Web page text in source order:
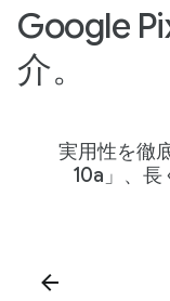
Google
介。
実用性を徹
10a」、長